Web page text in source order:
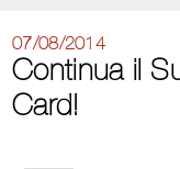
07/08/2014
Continua il
Card!